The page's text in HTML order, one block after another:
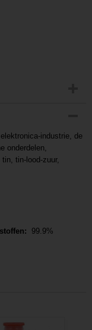
industrie, de
onderdelen,
tin-lood-zuur,
99.9%